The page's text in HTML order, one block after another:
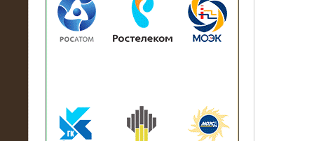
02.02.2019
Нагрузочный комплекс 26 МВт (10
кВ) поставлен в аренду на